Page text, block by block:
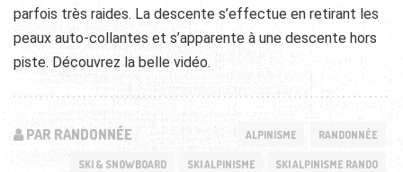
parfois très raides. La descente s’effectue en retirant les
peaux auto-collantes et s’apparente à une descente hors
piste. Découvrez la belle vidéo.
PAR RANDONNÉE ALPINISME RANDONNÉE
SKI & SNOWBOARD SKI ALPINISME SKI ALPINISME RANDO